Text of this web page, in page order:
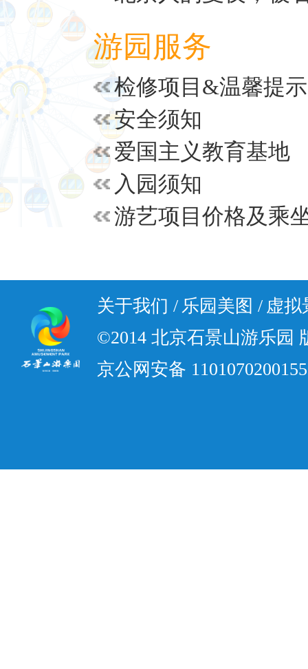
游园服务
检修项目&温馨提示
安全须知
爱国主义教育基地
入园须知
关于我们 / 乐园美图 / 虚拟
©2014 北京石景山游乐园
京公网安备